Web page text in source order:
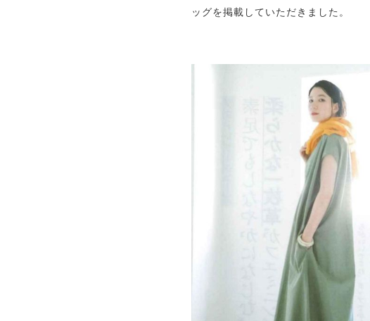
ッグを掲載していただきました。